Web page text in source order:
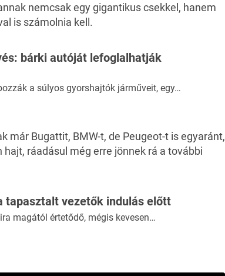
nemcsak egy gigantikus csekkel, hanem
is számolnia kell.
bárki autóját lefoglalhatják
a súlyos gyorshajtók járműveit, egy…
már Bugattit, BMW-t, de Peugeot-t is egyaránt,
ráadásul még erre jönnek rá a további
tapasztalt vezetők indulás előtt
magától értetődő, mégis kevesen…